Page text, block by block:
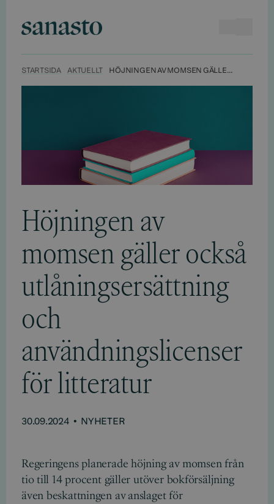
sisältöön
STARTSIDA AKTUELLT HÖJNINGEN AV MOMSEN GÄLLER OCKSÅ UTLÅNINGSERSÄTTNING OCH ANVÄNDNINGSLICENSER FÖR LITTERATUR
Höjningen av
momsen gäller också
utlåningsersättning
och
användningslicenser
för litteratur
30.09.2024 • NYHETER
Regeringens planerade höjning av momsen från
tio till 14 procent gäller utöver bokförsäljning
även beskattningen av anslaget för